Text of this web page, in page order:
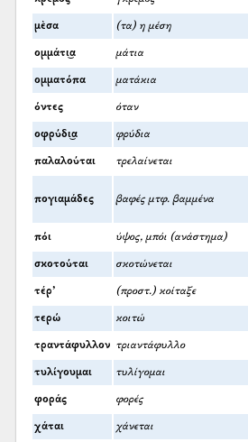
μὲσα (τα) η μέση
ομμάτι͜α μάτια
ομματόπα ματάκια
όντες όταν
οφρύδι͜α φρύδια
παλαλούται τρελαίνεται
πογιαμάδες βαφές μτφ. βαμμένα
πόι ύψος, μπόι (ανάστημα)
σκοτούται σκοτώνεται
τέρ’ (προστ.) κοίταξε
τερώ κοιτώ
τραντάφυλλον τριαντάφυλλο
τυλίγουμαι τυλίγομαι
φοράς φορές
χάται χάνεται